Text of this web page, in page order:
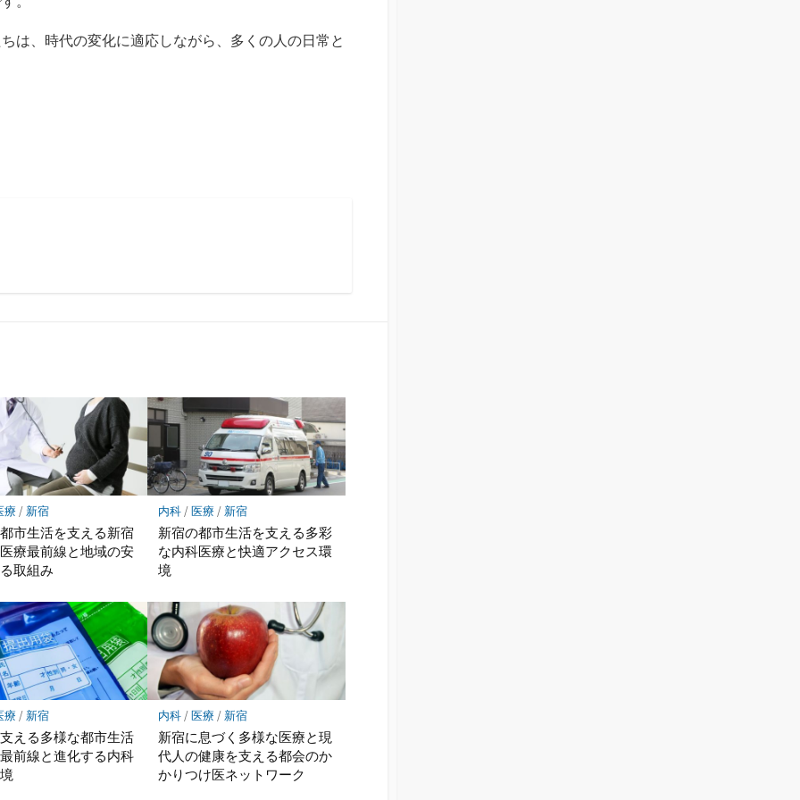
は、時代の変化に適応しながら、多くの人の日常と
療/新宿
市生活を支える新宿
療最前線と地域の安
取組み
内科/ 医療/新宿
新宿の都市生活を支える多彩
な内科医療と快適アクセス環
境
療/新宿
える多様な都市生活
前線と進化する内科
内科/ 医療/新宿
新宿に息づく多様な医療と現
代人の健康を支える都会のか
かりつけ医ネットワーク